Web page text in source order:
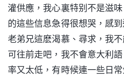
灌供應，我心裏特别不是滋
的這些信息急得很想哭，感
老弟兄這麽渴慕、尋求，我
可往前走吧，我不會意大利
率又太低，有時候連一些日